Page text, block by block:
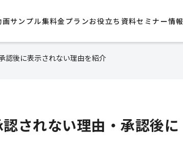
サンプル集​料金プランお役立ち資料セミナー情報
認後に表示されない理由を紹介
されない理由・承認後に